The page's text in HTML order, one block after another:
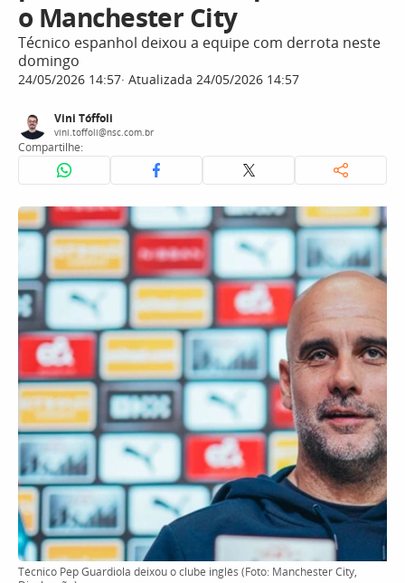
o Manchester City
Técnico espanhol deixou a equipe com derrota neste
domingo
24/05/2026 14:57 Atualizada 24/05/2026 14:57
Vini Tóffoli
vini.toffoli@nsc.com.br
Compartilhe:
Técnico Pep Guardiola deixou o clube inglês (Foto: Manchester City,